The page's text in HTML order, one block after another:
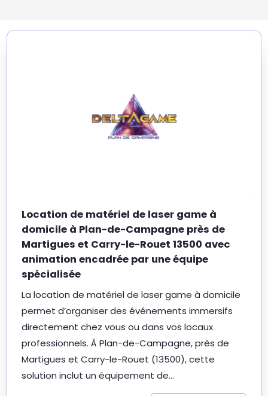
Location de matériel de laser game à
domicile à Plan-de-Campagne près de
Martigues et Carry-le-Rouet 13500 avec
animation encadrée par une équipe
spécialisée
La location de matériel de laser game à domicile
permet d’organiser des événements immersifs
directement chez vous ou dans vos locaux
professionnels. À Plan-de-Campagne, près de
Martigues et Carry-le-Rouet (13500), cette
solution inclut un équipement de...